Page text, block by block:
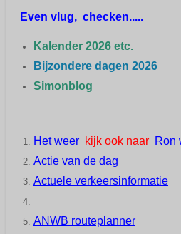
Even vlug, checken.....
Kalender 2026 etc.
Bijzondere dagen 2026
Simonblog
Het weer kijk ook naar Ron
Actie van de dag
Actuele verkeersinformatie
ANWB routeplanner